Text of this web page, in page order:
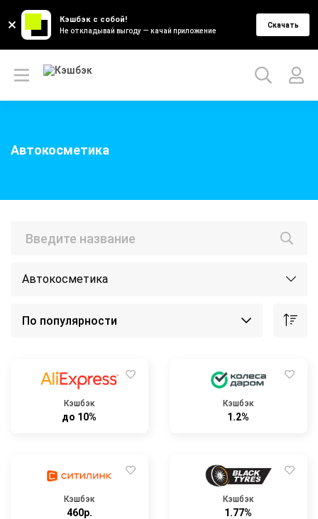
Кэшбэк с собой!
Не откладывай выгоду — качай приложение
Скачать
Автокосметика
Автокосметика
Кэшбэк
до 10%
Кэшбэк
1.2%
Кэшбэк
460р.
Кэшбэк
1.77%